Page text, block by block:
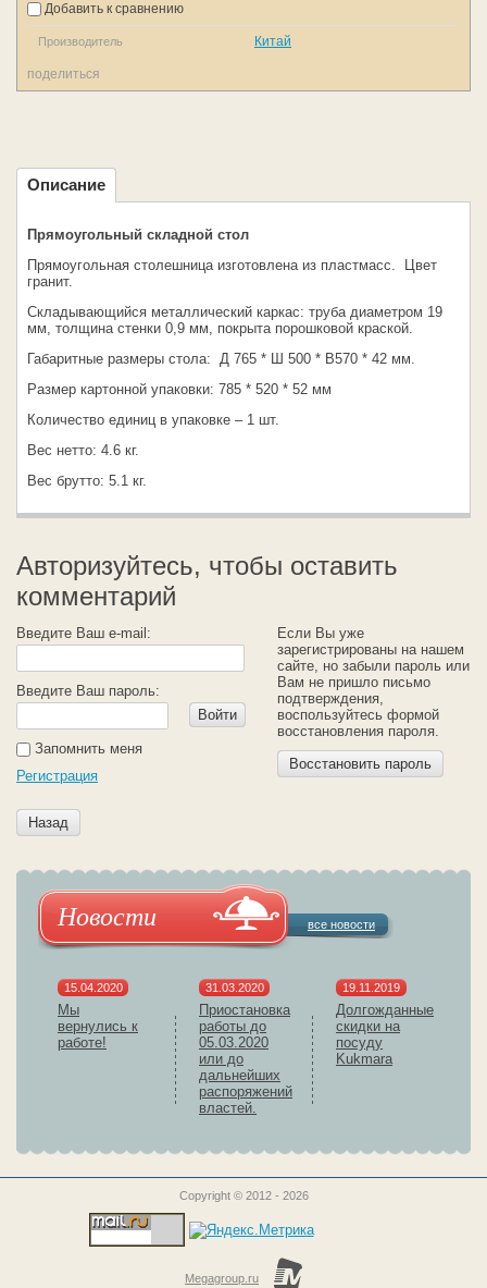
Добавить к сравнению
Производитель Китай
поделиться
Описание
Прямоугольный складной стол
Прямоугольная столешница изготовлена из пластмасс. Цвет
гранит.
Складывающийся металлический каркас: труба диаметром 19
мм, толщина стенки 0,9 мм, покрыта порошковой краской.
Габаритные размеры стола: Д 765 * Ш 500 * В570 * 42 мм.
Размер картонной упаковки: 785 * 520 * 52 мм
Количество единиц в упаковке – 1 шт.
Вес нетто: 4.6 кг.
Вес брутто: 5.1 кг.
Авторизуйтесь, чтобы оставить
комментарий
Введите Ваш e-mail:
Введите Ваш пароль:
Войти
Запомнить меня
Регистрация
Если Вы уже
зарегистрированы на нашем
сайте, но забыли пароль или
Вам не пришло письмо
подтверждения,
воспользуйтесь формой
восстановления пароля.
Восстановить пароль
Назад
Новости все новости
15.04.2020
Мы
вернулись к
работе!
31.03.2020
Приостановка
работы до
05.03.2020
или до
дальнейших
распоряжений
властей.
19.11.2019
Долгожданные
скидки на
посуду
Kukmara
Copyright © 2012 - 2026
Megagroup.ru